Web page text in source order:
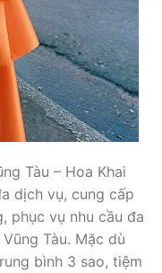
Tàu – Hoa Khai
dịch vụ, cung cấp
phục vụ nhu cầu đa
Tàu. Mặc dù
bình 3 sao, tiệm